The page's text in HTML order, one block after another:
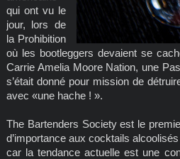
qui ont vu le
jour, lors de
la Prohibition
où les bootleggers devaient se
Carrie Amelia Moore Nation, une
s’était donné pour mission de
avec «une hache ! ».
The Bartenders Society est le
d’importance aux cocktails
car la tendance actuelle est une